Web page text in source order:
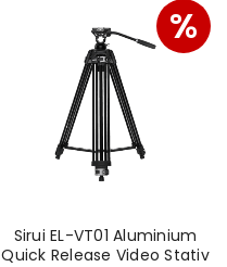
%
Sirui EL-VT01 Aluminium
Quick Release Video Stativ